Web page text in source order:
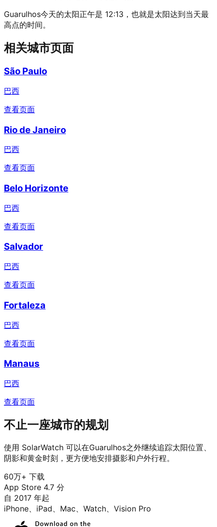
Guarulhos今天的太阳正午是 12:13，也就是太阳达到当天最
高点的时间。
相关城市页面
São Paulo
巴西
查看页面
Rio de Janeiro
巴西
查看页面
Belo Horizonte
巴西
查看页面
Salvador
巴西
查看页面
Fortaleza
巴西
查看页面
Manaus
巴西
查看页面
不止一座城市的规划
使用 SolarWatch 可以在Guarulhos之外继续追踪太阳位置、
阴影和黄金时刻，更方便地安排摄影和户外行程。
60万+ 下载
App Store 4.7 分
自 2017 年起
iPhone、iPad、Mac、Watch、Vision Pro